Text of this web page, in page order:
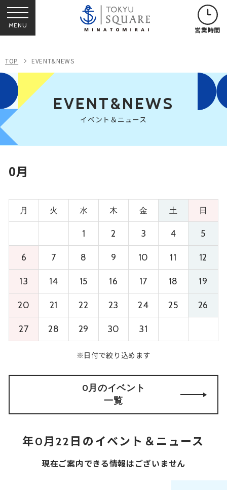
MENU 営業時間
TOP EVENT&NEWS
EVENT&NEWS
イベント＆ニュース
0月
月 火 水 木 金 土 日
1 2 3 4 5
6 7 8 9 10 11 12
13 14 15 16 17 18 19
20 21 22 23 24 25 26
27 28 29 30 31
※日付で絞り込めます
0月のイベント
一覧
年0月22日のイベント＆ニュース
現在ご案内できる情報はございません